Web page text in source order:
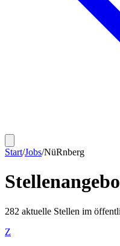
Start/Jobs/NüRnberg
282 aktuelle Stellen im
Z